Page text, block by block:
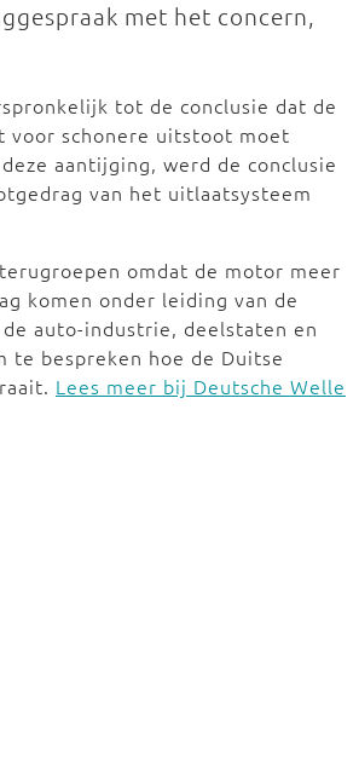
met het concern,
tot de conclusie dat de
voor schonere uitstoot moet
aantijging, werd de conclusie
van het uitlaatsysteem
omdat de motor meer
komen onder leiding van de
auto-industrie, deelstaten en
te bespreken hoe de Duitse
Lees meer bij Deutsche Welle